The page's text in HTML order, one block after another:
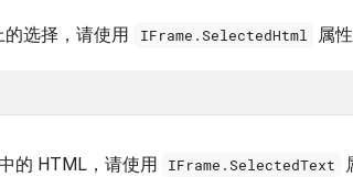
的选择，请使用 IFrame.SelectedHtml 属
的 HTML，请使用 IFrame.SelectedText